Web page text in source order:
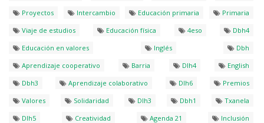
Proyectos
Intercambio Educación primaria
Primaria
Viaje de estudios
Educación física 4eso
Dbh4
Educación en valores
Inglés
Dbh
Aprendizaje cooperativo
Barria Dlh4
English
Dbh3
Aprendizaje colaborativo Dlh6
Premios
Valores
Solidaridad Dlh3 Dbh1
Txanela
Dlh5
Creatividad Agenda 21
Inclusión